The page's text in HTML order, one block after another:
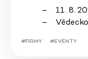
11. 8.
#FIRMY #EVENTY